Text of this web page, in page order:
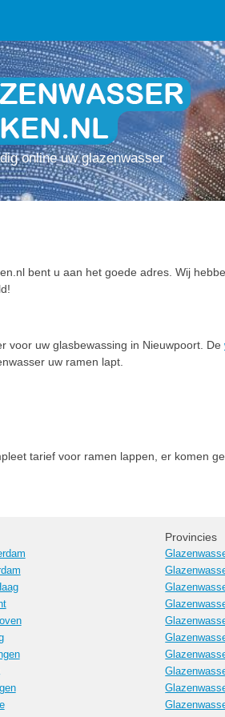
online uw glazenwasser
bent u aan het goede adres. Wij
voor uw glasbewassing in Nieuwpoort. De
uw ramen lapt.
tarief voor ramen lappen, er komen
Provincies